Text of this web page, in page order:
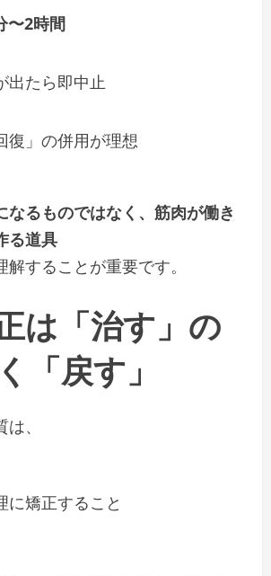
〜2時間
出たら即中止
復」の併用が理想
なるものではなく、筋肉が働き
る道具
することが重要です。
は「治す」の
「戻す」
、
に矯正すること